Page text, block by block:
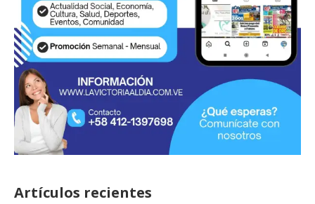
Artículos recientes